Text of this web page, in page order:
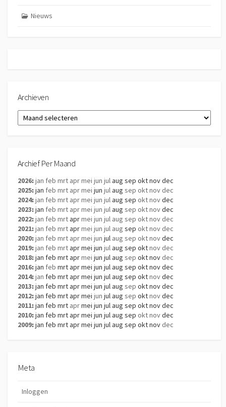
Nieuws
Archieven
Archieven
Archief Per Maand
2026: jan feb mrt aprmei jun julaug sep oktnovdec
2025: jan feb mrt aprmei jun julaug sep oktnov dec
2024: jan feb mrt aprmei jun julaug sep oktnovdec
2023: jan feb mrt aprmei jun julaug sep oktnovdec
2022: jan feb mrtaprmei jun jul aug sep oktnov dec
2021: jan feb mrtaprmei jun jul aug sep oktnov dec
2020: jan feb mrt aprmei jun jul aug sep oktnovdec
2019: jan feb mrtaprmei jun julaug sep oktnov dec
2018: jan feb mrtaprmei jun julaug sep oktnov dec
2016: jan feb mrtaprmei jun julaug sep oktnovdec
2014: jan feb mrtaprmei jun julaug sep oktnovdec
2013: jan feb mrtaprmei jun julaug sep oktnovdec
2012: jan feb mrtaprmei jun julaug sep oktnovdec
2011: jan feb mrt aprmei jun julaug sep oktnovdec
2010: jan feb mrtaprmei jun julaug sep oktnovdec
2009: jan feb mrtaprmei jun julaug sep oktnov dec
Meta
Inloggen